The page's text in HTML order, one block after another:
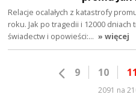
Relacje ocalałych z katastrofy
roku. Jak po tragedii i 12000 dniach
świadectw i opowieści:… » więcej
9 10 11
2091 na